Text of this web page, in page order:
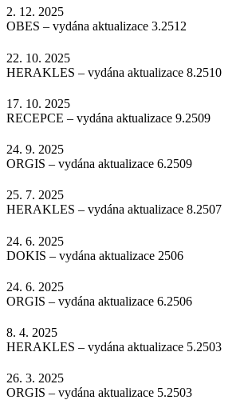
2. 12. 2025
OBES – vydána aktualizace 3.2512
22. 10. 2025
HERAKLES – vydána aktualizace 8.2510
17. 10. 2025
RECEPCE – vydána aktualizace 9.2509
24. 9. 2025
ORGIS – vydána aktualizace 6.2509
25. 7. 2025
HERAKLES – vydána aktualizace 8.2507
24. 6. 2025
DOKIS – vydána aktualizace 2506
24. 6. 2025
ORGIS – vydána aktualizace 6.2506
8. 4. 2025
HERAKLES – vydána aktualizace 5.2503
26. 3. 2025
ORGIS – vydána aktualizace 5.2503